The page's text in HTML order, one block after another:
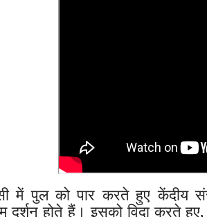
में पुल को पार करते हुए केंदीय
दर्शन होते हैं। इसको विदा करते